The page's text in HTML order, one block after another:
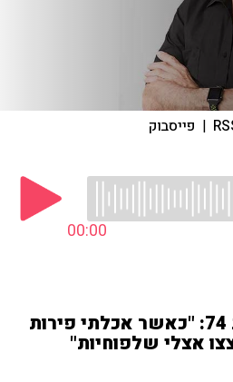
| פייסבוק
00:00
ילדותה השנייה - בת 74: "כאשר אכלתי פירות
אצלי שלפוחיות"